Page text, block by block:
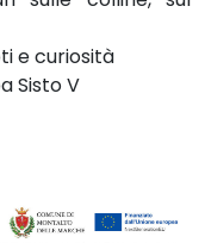
e curiosità
Sisto V